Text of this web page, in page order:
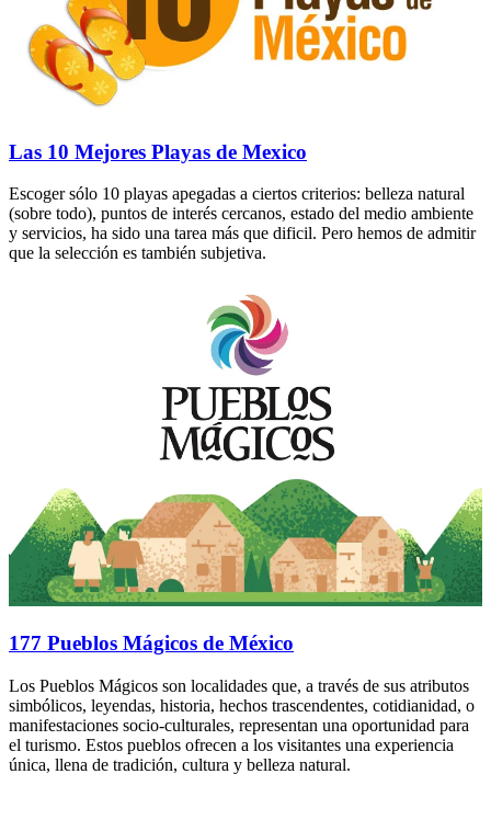
Las 10 Mejores Playas de Mexico
Escoger sólo 10 playas apegadas a ciertos criterios: belleza natural
(sobre todo), puntos de interés cercanos, estado del medio ambiente
y servicios, ha sido una tarea más que dificil. Pero hemos de admitir
que la selección es también subjetiva.
177 Pueblos Mágicos de México
Los Pueblos Mágicos son localidades que, a través de sus atributos
simbólicos, leyendas, historia, hechos trascendentes, cotidianidad, o
manifestaciones socio-culturales, representan una oportunidad para
el turismo. Estos pueblos ofrecen a los visitantes una experiencia
única, llena de tradición, cultura y belleza natural.